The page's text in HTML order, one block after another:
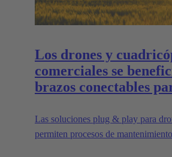
Los drones y
comerciales se
brazos conectables
Las soluciones plug & play para
permiten procesos de